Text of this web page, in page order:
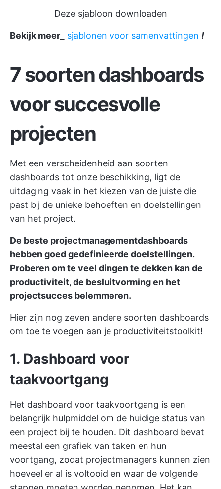
Deze sjabloon downloaden
Bekijk meer_ sjablonen voor samenvattingen !
7 soorten dashboards
voor succesvolle
projecten
Met een verscheidenheid aan soorten
dashboards tot onze beschikking, ligt de
uitdaging vaak in het kiezen van de juiste die
past bij de unieke behoeften en doelstellingen
van het project.
De beste projectmanagementdashboards
hebben goed gedefinieerde doelstellingen.
Proberen om te veel dingen te dekken kan de
productiviteit, de besluitvorming en het
projectsucces belemmeren.
Hier zijn nog zeven andere soorten dashboards
om toe te voegen aan je productiviteitstoolkit!
1. Dashboard voor
taakvoortgang
Het dashboard voor taakvoortgang is een
belangrijk hulpmiddel om de huidige status van
een project bij te houden. Dit dashboard bevat
meestal een grafiek van taken en hun
voortgang, zodat projectmanagers kunnen zien
hoeveel er al is voltooid en waar de volgende